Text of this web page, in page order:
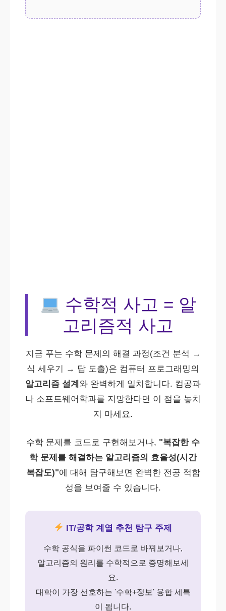
수학적 사고 = 알
고리즘적 사고
지금 푸는 수학 문제의 해결 과정(조건 분석 →
식 세우기 → 답 도출)은 컴퓨터 프로그래밍의
알고리즘 설계 와 완벽하게 일치합니다. 컴공과
나 소프트웨어학과를 지망한다면 이 점을 놓치
지 마세요.
수학 문제를 코드로 구현해보거나, "복잡한 수
학 문제를 해결하는 알고리즘의 효율성(시간
복잡도)"에 대해 탐구해보면 완벽한 전공 적합
성을 보여줄 수 있습니다.
IT/공학 계열 추천 탐구 주제
수학 공식을 파이썬 코드로 바꿔보거나,
알고리즘의 원리를 수학적으로 증명해보세
요.
대학이 가장 선호하는 '수학+정보' 융합 세특
이 됩니다.